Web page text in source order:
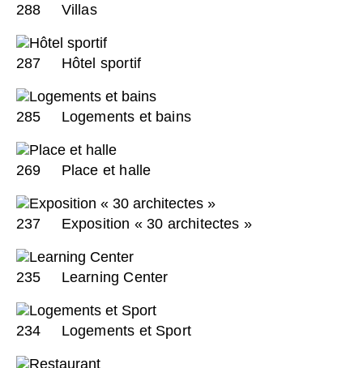
288 Villas
287 Hôtel sportif
285 Logements et bains
269 Place et halle
237 Exposition « 30 architectes »
235 Learning Center
234 Logements et Sport